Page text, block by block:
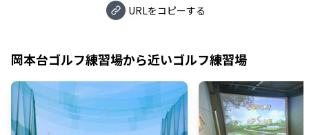
URLをコピーする
岡本台ゴルフ練習場から近いゴルフ練習場